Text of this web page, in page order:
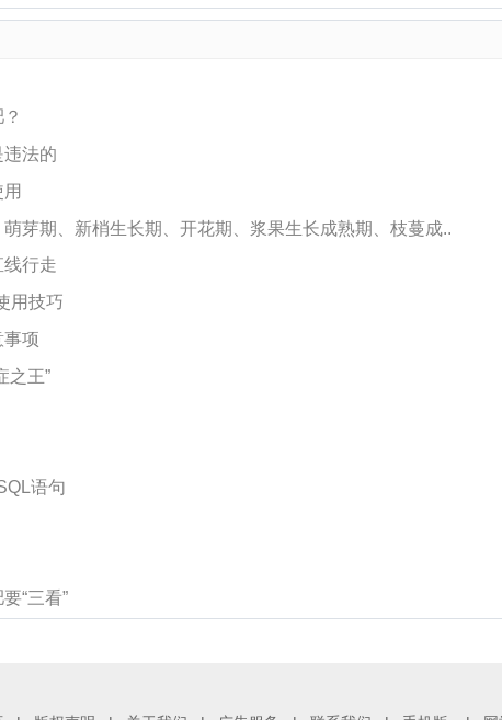
法的
芽期、新梢生长期、开花期、浆果生长成熟期、枝蔓成..
线行走
用技巧
项
之王”
语句
“三看”